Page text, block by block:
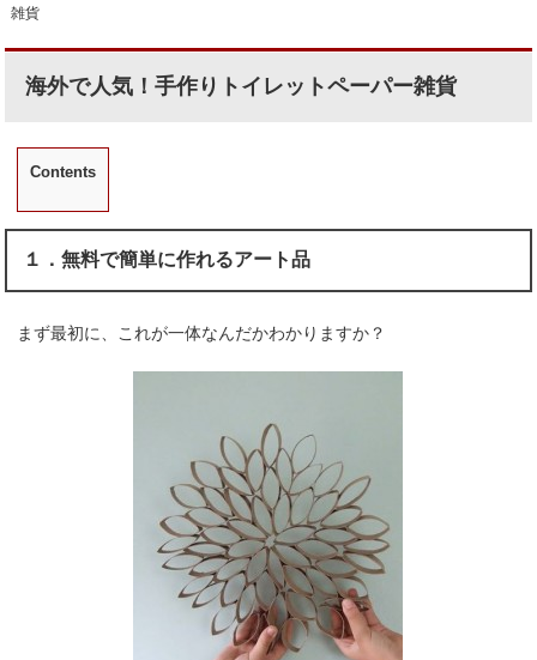
雑貨
海外で人気！手作りトイレットペーパー雑貨
Contents
１．無料で簡単に作れるアート品
まず最初に、これが一体なんだかわかりますか？